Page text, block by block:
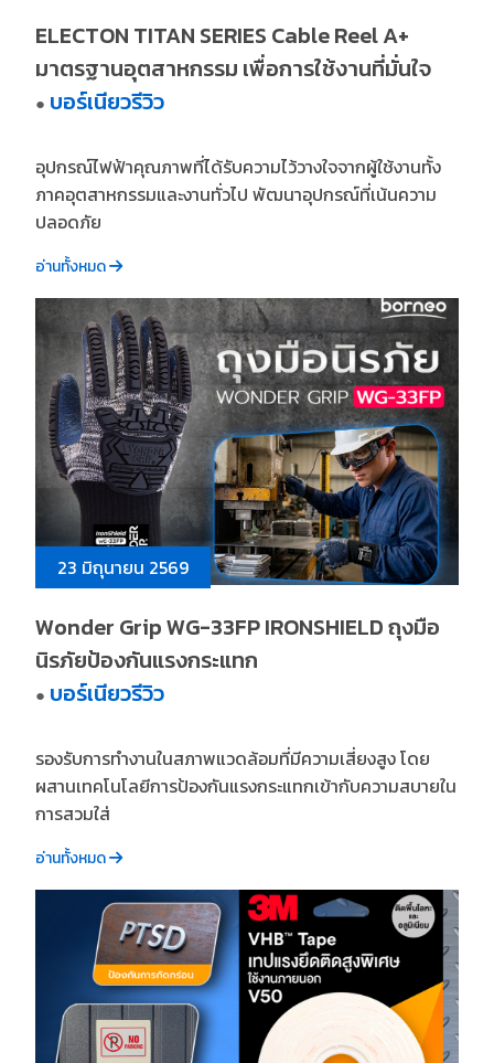
ELECTON TITAN SERIES Cable Reel A+
มาตรฐานอุตสาหกรรม เพื่อการใช้งานที่มั่นใจ
● บอร์เนียวรีวิว
อุปกรณ์ไฟฟ้าคุณภาพที่ได้รับความไว้วางใจจากผู้ใช้งานทั้ง
ภาคอุตสาหกรรมและงานทั่วไป พัฒนาอุปกรณ์ที่เน้นความ
ปลอดภัย
อ่านทั้งหมด
23 มิถุนายน 2569
Wonder Grip WG-33FP IRONSHIELD ถุงมือ
นิรภัยป้องกันแรงกระแทก
● บอร์เนียวรีวิว
รองรับการทำงานในสภาพแวดล้อมที่มีความเสี่ยงสูง โดย
ผสานเทคโนโลยีการป้องกันแรงกระแทกเข้ากับความสบายใน
การสวมใส่
อ่านทั้งหมด